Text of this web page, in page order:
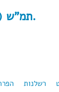
תמ"ש (ראשל"צ) 30561/07 ה.ש. נ' ה.א.
רשלנות
about תמ"ש (ראשל"צ) 30561/07 ה.ש. נ' ה.א.